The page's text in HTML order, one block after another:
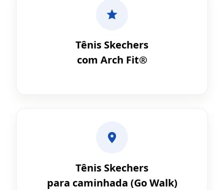
Tênis Skechers
com Arch Fit®
Tênis Skechers
para caminhada (Go Walk)